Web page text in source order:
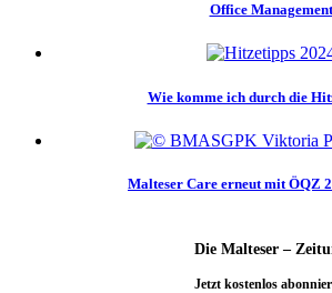
Office Management
Wie komme ich durch die
Malteser Care erneut mit ÖQZ
Die Malteser –
Jetzt kostenlos